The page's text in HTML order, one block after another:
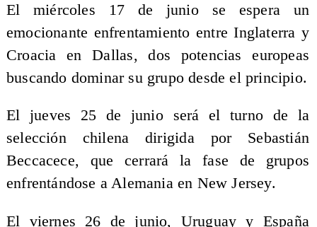
El miércoles 17 de junio se espera un
emocionante enfrentamiento entre Inglaterra y
Croacia en Dallas, dos potencias europeas
buscando dominar su grupo desde el principio.
El jueves 25 de junio será el turno de la
selección chilena dirigida por Sebastián
Beccacece, que cerrará la fase de grupos
enfrentándose a Alemania en New Jersey.
El viernes 26 de junio, Uruguay y España